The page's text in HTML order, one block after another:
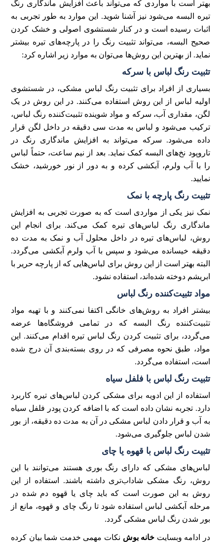
بهتر است با مواردی که می‌تواند باعث افزایش ماندگاری رنگ
تیره البسه می‌شود نیز آشنا شوید. این موارد به طور تجربی به
اثبات رسیده است و در کنار شستشوی اصولی و خشک کردن
صحیح البسه، می‌تواند تثبیت رنگ را در پارچه‌های تیره بیشتر
نماید. از بهترین این روش‌ها می‌توان به موارد زیر اشاره کرد:
تثبیت رنگ لباس با سرکه
بسیاری از افراد برای تثبیت رنگ لباس مشکی، در شستشوی
اولیه لباس از این روش استفاده می‌کنند. در این روش در یک
لگن، مقداری آب، سرکه و مواد شوینده تثبیت‌کننده رنگ لباس،
ترکیب می‌شود و لباس به مدت سی دقیقه در داخل لگن قرار
داده می‌شود. سرکه می‌تواند به افزایش ماندگاری رنگ در
تاروپود نخ‌های البسه کمک نماید. بعد از نیم ساعت، حتماً لباس
را با آب ولرم، آبکشی کرده و به دور از نور خورشید، خشک
نمایید.
تثبیت رنگ پارچه با نمک
نمک نیز یکی از مواردی است که به صورت تجربی به افزایش
ماندگاری رنگ لباس‌های تیره کمک می‌کند. برای انجام این
روش، لباس‌های تیره در داخل محلول آب و نمک به مدت ده
دقیقه خیسانده می‌شود و سپس با آب ولرم آبکشی می‌گردد.
البته بهتر است از این روش برای لباس‌هایی که از پارچه حریر با
ابریشم دوخته شده‌اند، استفاده نشود.
مواد تثبیت‌کننده رنگ لباس
بیشتر افراد به روش‌های خانگی اکتفا نمی‌کنند و با تهیه مواد
تثبیت‌کننده رنگ البسه که در تمامی فروشگاه‌ها عرضه
می‌گردد، برای تثبیت کردن رنگ لباس تیره اقدام می‌کنند. این
مواد، طبق نحوه مصرفی که در روی بسته‌بندی آن درج شده
است، استفاده می‌گردد.
تثبیت رنگ لباس با فلفل سیاه
استفاده از این ادویه برای مشکی کردن لباس‌های تیره کاربرد
دارد. تجربه نشان داده است که با اضافه کردن پودر فلفل سیاه
به آب و قرار دادن لباس مشکی در آن به مدت ده دقیقه، از بور
شدن لباس جلوگیری می‌شود.
تثبیت رنگ لباس با قهوه یا چای
لباس‌های مشکی که دارای رنگ بوری هستند می‌توانند با این
روش، رنگ مشکی شاداب‌تری داشته باشند. استفاده از این
روش به این صورت است که باید چای یا قهوه دم شده در
مرحله آبکشی لباس استفاده شود تا رنگ چای و قهوه، مانع از
بور شدن رنگ لباس مشکی گردد.
در ادامه وبسایت خانه بوش نکات مهمی خدمت شما بیان کرده